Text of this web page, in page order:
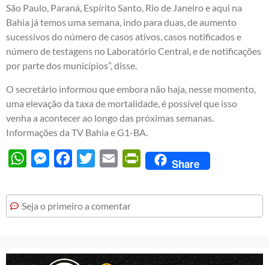
São Paulo, Paraná, Espírito Santo, Rio de Janeiro e aqui na
Bahia já temos uma semana, indo para duas, de aumento
sucessivos do número de casos ativos, casos notificados e
número de testagens no Laboratório Central, e de notificações
por parte dos municípios”, disse.
O secretário informou que embora não haja, nesse momento,
uma elevação da taxa de mortalidade, é possível que isso
venha a acontecer ao longo das próximas semanas.
Informações da TV Bahia e G1-BA.
WhatsAppMessengerFacebook
Twitter Email PrintFriendly
Share
Seja o primeiro a comentar